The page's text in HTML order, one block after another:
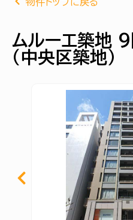
ムルーエ築地
（中央区築地）